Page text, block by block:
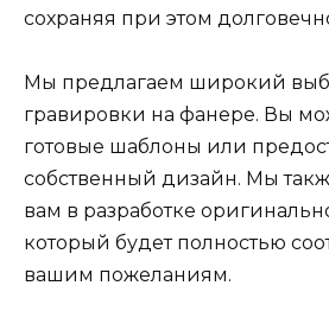
сохраняя при этом
Мы предлагаем широкий
гравировки на фанере. Вы
готовые шаблоны или
собственный дизайн. Мы
вам в разработке
который будет полностью
вашим пожеланиям.